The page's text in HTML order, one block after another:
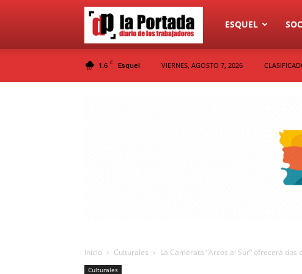
Diario
La
ESQUEL
1.6 C Esquel VIERNES, AGOSTO 7, 2026
Inicio Culturales La Camerata “Arcos al Sur” ofrecerá
Culturales